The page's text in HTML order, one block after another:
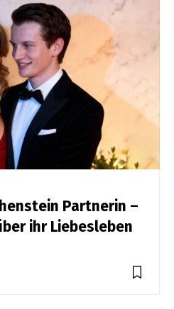
Partnerin –
ihr Liebesleben